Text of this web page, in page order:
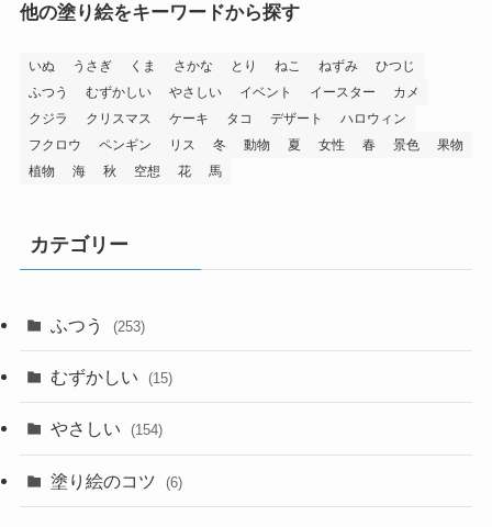
他の塗り絵をキーワードから探す
いぬ うさぎ くま さかな とり ねこ ねずみ
ひつじ
ふつう
むずかしい やさしい イベント イースター
カメ
クジラ
クリスマス ケーキ タコ デザート
ハロウィン
フクロウ
ペンギン リス 冬 動物 夏 女性 春 景色
果物
植物
海 秋 空想 花 馬
カテゴリー
ふつう (253)
むずかしい (15)
やさしい (154)
塗り絵のコツ (6)